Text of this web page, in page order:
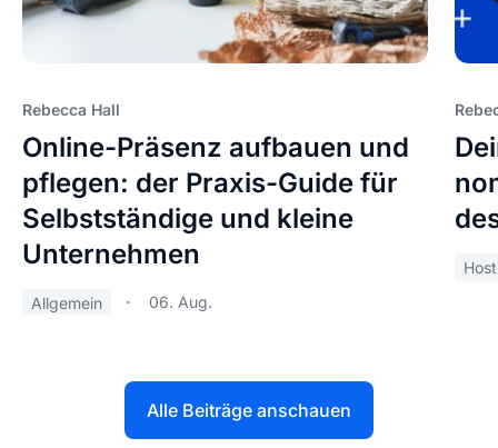
Rebecca Hall
Online-Präsenz aufbauen und
pflegen: der Praxis-Guide für
Selbstständige und kleine
Unternehmen
Allgemein 06. Aug.
Alle Beiträge anschauen